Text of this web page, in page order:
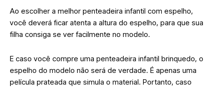
Ao escolher a melhor penteadeira infantil com espelho,
você deverá ficar atenta a altura do espelho, para que sua
filha consiga se ver facilmente no modelo.
E caso você compre uma penteadeira infantil brinquedo, o
espelho do modelo não será de verdade. É apenas uma
película prateada que simula o material. Portanto, caso